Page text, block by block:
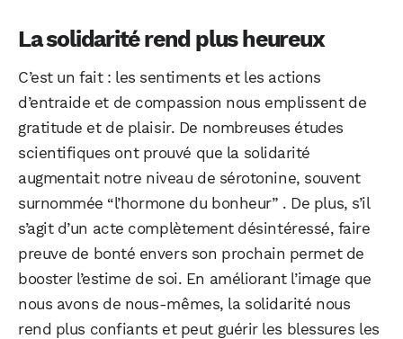
La solidarité rend plus heureux
C’est un fait : les sentiments et les actions
d’entraide et de compassion nous emplissent de
gratitude et de plaisir. De nombreuses études
scientifiques ont prouvé que la solidarité
augmentait notre niveau de sérotonine, souvent
surnommée “l’hormone du bonheur” . De plus, s’il
s’agit d’un acte complètement désintéressé, faire
preuve de bonté envers son prochain permet de
booster l’estime de soi. En améliorant l’image que
nous avons de nous-mêmes, la solidarité nous
rend plus confiants et peut guérir les blessures les